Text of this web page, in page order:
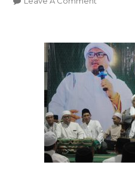
TAHUN,
KEMBALI